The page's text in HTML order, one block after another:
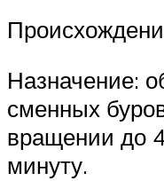
Назначение:
сменных
вращении до
минуту.